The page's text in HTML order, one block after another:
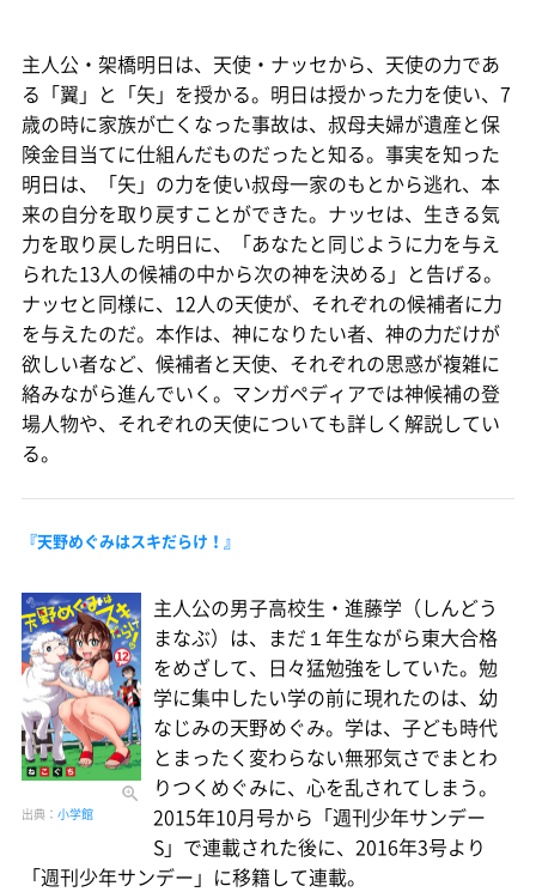
主人公・架橋明日は、天使・ナッセから、天使の力であ
る「翼」と「矢」を授かる。明日は授かった力を使い、7
歳の時に家族が亡くなった事故は、叔母夫婦が遺産と保
険金目当てに仕組んだものだったと知る。事実を知った
明日は、「矢」の力を使い叔母一家のもとから逃れ、本
来の自分を取り戻すことができた。ナッセは、生きる気
力を取り戻した明日に、「あなたと同じように力を与え
られた13人の候補の中から次の神を決める」と告げる。
ナッセと同様に、12人の天使が、それぞれの候補者に力
を与えたのだ。本作は、神になりたい者、神の力だけが
欲しい者など、候補者と天使、それぞれの思惑が複雑に
絡みながら進んでいく。マンガペディアでは神候補の登
場人物や、それぞれの天使についても詳しく解説してい
る。
『天野めぐみはスキだらけ！』
出典： 小学館
主人公の男子高校生・進藤学（しんどう
まなぶ）は、まだ１年生ながら東大合格
をめざして、日々猛勉強をしていた。勉
学に集中したい学の前に現れたのは、幼
なじみの天野めぐみ。学は、子ども時代
とまったく変わらない無邪気さでまとわ
りつくめぐみに、心を乱されてしまう。
2015年10月号から「週刊少年サンデー
S」で連載された後に、2016年3号より
「週刊少年サンデー」に移籍して連載。